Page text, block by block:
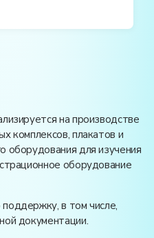
на производстве
комплексов, плакатов и
оборудования для изучения
оборудование
в том числе,
документации.